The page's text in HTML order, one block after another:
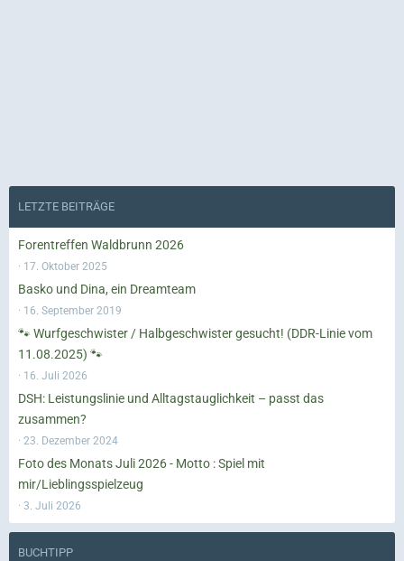
LETZTE BEITRÄGE
Forentreffen Waldbrunn 2026
17. Oktober 2025
Basko und Dina, ein Dreamteam
16. September 2019
🐾 Wurfgeschwister / Halbgeschwister gesucht! (DDR-Linie vom
11.08.2025) 🐾
16. Juli 2026
DSH: Leistungslinie und Alltagstauglichkeit – passt das
zusammen?
23. Dezember 2024
Foto des Monats Juli 2026 - Motto : Spiel mit
mir/Lieblingsspielzeug
3. Juli 2026
BUCHTIPP